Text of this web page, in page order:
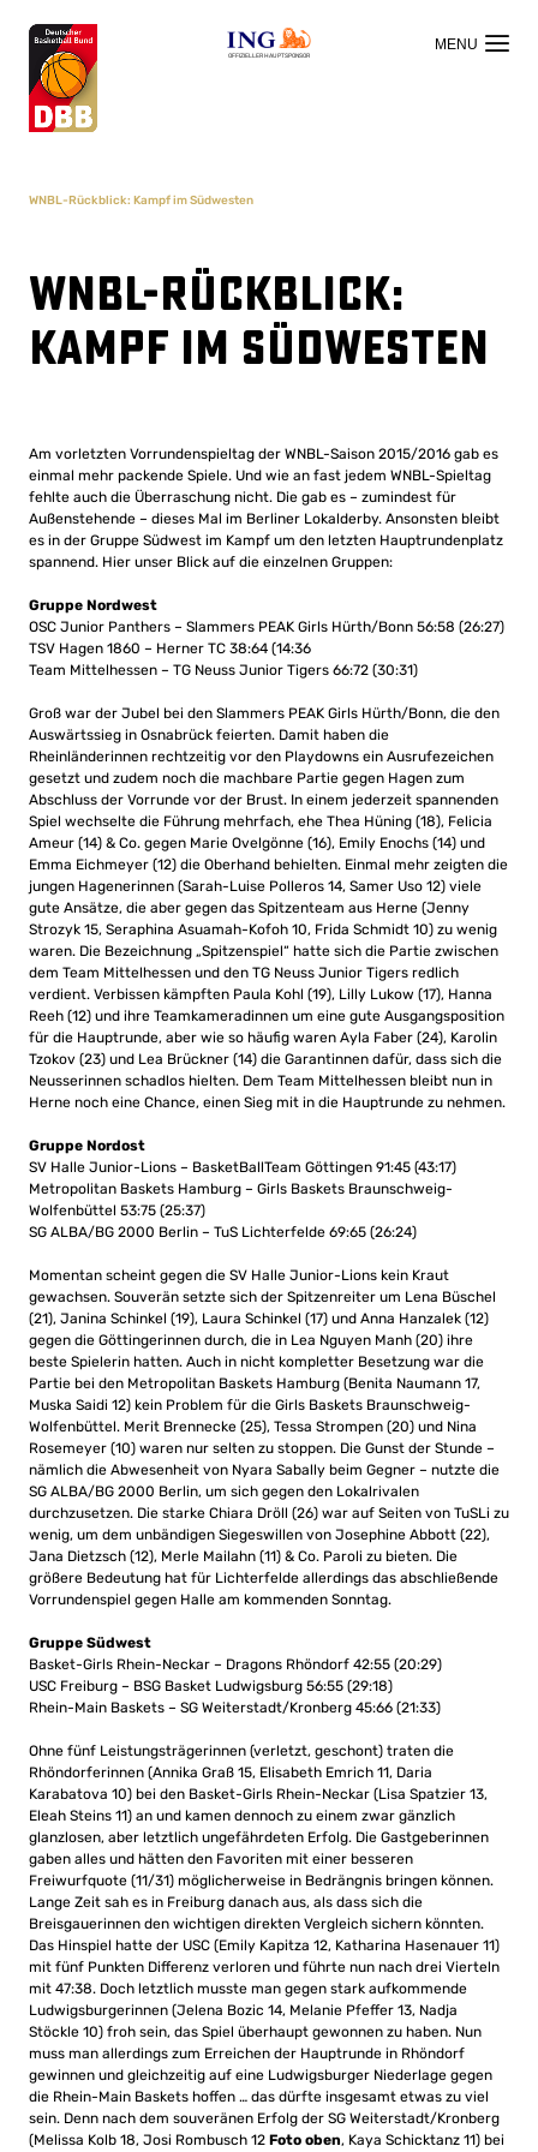
OFFIZIELLER HAUPTSPONSOR
WNBL-Rückblick: Kampf im Südwesten
WNBL-Rückblick:
Kampf im Südwesten
Am vorletzten Vorrundenspieltag der WNBL-Saison 2015/2016 gab es
einmal mehr packende Spiele. Und wie an fast jedem WNBL-Spieltag
fehlte auch die Überraschung nicht. Die gab es – zumindest für
Außenstehende – dieses Mal im Berliner Lokalderby. Ansonsten bleibt
es in der Gruppe Südwest im Kampf um den letzten Hauptrundenplatz
spannend. Hier unser Blick auf die einzelnen Gruppen:
Gruppe Nordwest
OSC Junior Panthers – Slammers PEAK Girls Hürth/Bonn 56:58 (26:27)
TSV Hagen 1860 – Herner TC 38:64 (14:36
Team Mittelhessen – TG Neuss Junior Tigers 66:72 (30:31)
Groß war der Jubel bei den Slammers PEAK Girls Hürth/Bonn, die den
Auswärtssieg in Osnabrück feierten. Damit haben die
Rheinländerinnen rechtzeitig vor den Playdowns ein Ausrufezeichen
gesetzt und zudem noch die machbare Partie gegen Hagen zum
Abschluss der Vorrunde vor der Brust. In einem jederzeit spannenden
Spiel wechselte die Führung mehrfach, ehe Thea Hüning (18), Felicia
Ameur (14) & Co. gegen Marie Ovelgönne (16), Emily Enochs (14) und
Emma Eichmeyer (12) die Oberhand behielten. Einmal mehr zeigten die
jungen Hagenerinnen (Sarah-Luise Polleros 14, Samer Uso 12) viele
gute Ansätze, die aber gegen das Spitzenteam aus Herne (Jenny
Strozyk 15, Seraphina Asuamah-Kofoh 10, Frida Schmidt 10) zu wenig
waren. Die Bezeichnung „Spitzenspiel“ hatte sich die Partie zwischen
dem Team Mittelhessen und den TG Neuss Junior Tigers redlich
verdient. Verbissen kämpften Paula Kohl (19), Lilly Lukow (17), Hanna
Reeh (12) und ihre Teamkameradinnen um eine gute Ausgangsposition
für die Hauptrunde, aber wie so häufig waren Ayla Faber (24), Karolin
Tzokov (23) und Lea Brückner (14) die Garantinnen dafür, dass sich die
Neusserinnen schadlos hielten. Dem Team Mittelhessen bleibt nun in
Herne noch eine Chance, einen Sieg mit in die Hauptrunde zu nehmen.
Gruppe Nordost
SV Halle Junior-Lions – BasketBallTeam Göttingen 91:45 (43:17)
Metropolitan Baskets Hamburg – Girls Baskets Braunschweig-
Wolfenbüttel 53:75 (25:37)
SG ALBA/BG 2000 Berlin – TuS Lichterfelde 69:65 (26:24)
Momentan scheint gegen die SV Halle Junior-Lions kein Kraut
gewachsen. Souverän setzte sich der Spitzenreiter um Lena Büschel
(21), Janina Schinkel (19), Laura Schinkel (17) und Anna Hanzalek (12)
gegen die Göttingerinnen durch, die in Lea Nguyen Manh (20) ihre
beste Spielerin hatten. Auch in nicht kompletter Besetzung war die
Partie bei den Metropolitan Baskets Hamburg (Benita Naumann 17,
Muska Saidi 12) kein Problem für die Girls Baskets Braunschweig-
Wolfenbüttel. Merit Brennecke (25), Tessa Strompen (20) und Nina
Rosemeyer (10) waren nur selten zu stoppen. Die Gunst der Stunde –
nämlich die Abwesenheit von Nyara Sabally beim Gegner – nutzte die
SG ALBA/BG 2000 Berlin, um sich gegen den Lokalrivalen
durchzusetzen. Die starke Chiara Dröll (26) war auf Seiten von TuSLi zu
wenig, um dem unbändigen Siegeswillen von Josephine Abbott (22),
Jana Dietzsch (12), Merle Mailahn (11) & Co. Paroli zu bieten. Die
größere Bedeutung hat für Lichterfelde allerdings das abschließende
Vorrundenspiel gegen Halle am kommenden Sonntag.
Gruppe Südwest
Basket-Girls Rhein-Neckar – Dragons Rhöndorf 42:55 (20:29)
USC Freiburg – BSG Basket Ludwigsburg 56:55 (29:18)
Rhein-Main Baskets – SG Weiterstadt/Kronberg 45:66 (21:33)
Ohne fünf Leistungsträgerinnen (verletzt, geschont) traten die
Rhöndorferinnen (Annika Graß 15, Elisabeth Emrich 11, Daria
Karabatova 10) bei den Basket-Girls Rhein-Neckar (Lisa Spatzier 13,
Eleah Steins 11) an und kamen dennoch zu einem zwar gänzlich
glanzlosen, aber letztlich ungefährdeten Erfolg. Die Gastgeberinnen
gaben alles und hätten den Favoriten mit einer besseren
Freiwurfquote (11/31) möglicherweise in Bedrängnis bringen können.
Lange Zeit sah es in Freiburg danach aus, als dass sich die
Breisgauerinnen den wichtigen direkten Vergleich sichern könnten.
Das Hinspiel hatte der USC (Emily Kapitza 12, Katharina Hasenauer 11)
mit fünf Punkten Differenz verloren und führte nun nach drei Vierteln
mit 47:38. Doch letztlich musste man gegen stark aufkommende
Ludwigsburgerinnen (Jelena Bozic 14, Melanie Pfeffer 13, Nadja
Stöckle 10) froh sein, das Spiel überhaupt gewonnen zu haben. Nun
muss man allerdings zum Erreichen der Hauptrunde in Rhöndorf
gewinnen und gleichzeitig auf eine Ludwigsburger Niederlage gegen
die Rhein-Main Baskets hoffen … das dürfte insgesamt etwas zu viel
sein. Denn nach dem souveränen Erfolg der SG Weiterstadt/Kronberg
(Melissa Kolb 18, Josi Rombusch 12 Foto oben, Kaya Schicktanz 11) bei